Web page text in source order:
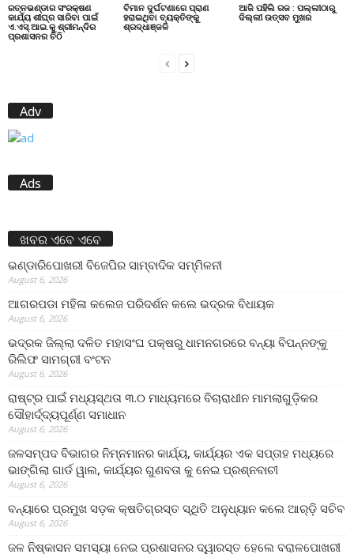
ରତ୍ନଭଣ୍ଡାର ସଂରକ୍ଷଣ
କାର୍ଯ୍ୟ ଶୀଘ୍ର ସାରିବା ପାଇଁ
ଏ.ଏସ୍.ଆଇ.କୁ ଶ୍ରୀମନ୍ଦିର
ପ୍ରଶାସନର ଚିଠି
ବିମାନ ଦୁର୍ଘଟଣାରେ ପ୍ରାଣ
ହରାଇଥିବା ବ୍ୟକ୍ତିଙ୍କୁ
ଶ୍ରଦ୍ଧାଞ୍ଜଳି
ଆଜି ପହିଲି ରଜ : ପଲ୍ଲୀଠାରୁ
ଦିଲ୍ଲୀ ଉତ୍ସବ ମୁଖର
Adv
Ads
ଖବର ଏବେ ଏବେ
ଭଣ୍ଡାରିପୋଖରୀ ବିଜେପିର ସାମ୍ବାଦିକ ସମ୍ମିଳନୀ
August 6, 2026
ଆଗରପଡା ମହିଳା କଲେଜ ପରିଦର୍ଶନ କଲେ ଭଦ୍ରକ ବିଧାୟକ
August 6, 2026
ଭଦ୍ରକ ଜିଲ୍ଲା ଦଳିତ ମହାସଂଘ ପକ୍ଷରୁ ଧାମନଗରରେ ବନ୍ୟା ବିପନ୍ନଙ୍କୁ
ରିଲିଫ ସାମଗ୍ରୀ ବଂଟନ
August 6, 2026
ରାଷ୍ଟ୍ର ପାଇଁ ମଧ୍ୟସ୍ଥତା ୩.୦ ମାଧ୍ୟମରେ ବିଚାରାଧୀନ ମାମଲାଗୁଡ଼ିକର
ସୌହାର୍ଦ୍ଦ୍ୟପୂର୍ଣ୍ଣ ସମାଧାନ
August 6, 2026
ଜଳସମ୍ପଦ ବିଭାଗର ନିମ୍ନମାନର କାର୍ଯ୍ୟ, କାର୍ଯ୍ୟର ଏକ ସପ୍ତାହ ମଧ୍ୟରେ
ଭାଙ୍ଗିଲା ଗାର୍ଡ ୱାଲ, କାର୍ଯ୍ୟର ଗୁଣବତା କୁ ନେଇ ପ୍ରଶ୍ନବାଚୀ
August 6, 2026
ବନ୍ୟାରେ ପ୍ରମୁଖ ସଡ଼କ କ୍ଷତିଗ୍ରସ୍ତ ସ୍ଥିତି ଅନୁଧ୍ୟାନ କଲେ ଆର୍‌ଡ଼ି ସଚିବ
August 6, 2026
ଜଳ ନିଷ୍କାସନ ସମସ୍ୟା ନେଇ ପ୍ରଶାସନର ଦ୍ୱାରସ୍ତ ହେଲେ ବରାଳପୋଖରୀ